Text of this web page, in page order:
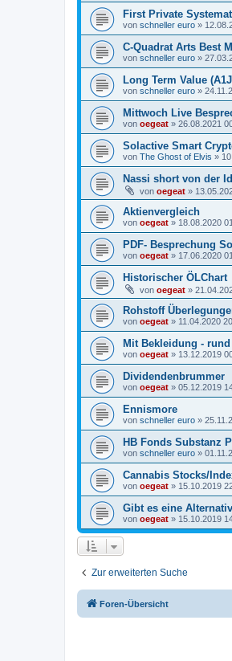
First Private
von schneller euro »
C-Quadrat Arts Best
von schneller euro »
Long Term Value
von schneller euro »
Mittwoch Live
von oegeat » 26.08.2021
Solactive Smart
von The Ghost of Elvis »
Nassi short von der
von oegeat »
Aktienvergleich
von oegeat » 18.08.2020
PDF- Besprechung
von oegeat » 17.06.2020
Historischer ÖLChart
von oegeat »
Rohstoff
von oegeat » 11.04.2020
Mit Bekleidung -
von oegeat » 13.12.2019
Dividendenbrummer
von oegeat » 05.12.2019
Ennismore
von schneller euro »
HB Fonds Substanz
von schneller euro »
Cannabis Stocks/
von oegeat » 15.10.2019
Gibt es eine
von oegeat » 15.10.2019
Zur erweiterten Suche
Foren-Übersicht